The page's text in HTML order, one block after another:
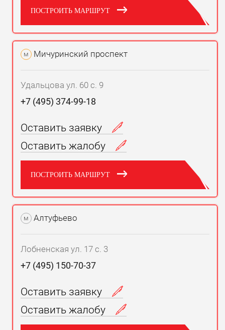
ПОСТРОИТЬ МАРШРУТ
м Мичуринский проспект
Удальцова ул. 60 с. 9
+7 (495) 374-99-18
Оставить заявку
Оставить жалобу
ПОСТРОИТЬ МАРШРУТ
м Алтуфьево
Лобненская ул. 17 с. 3
+7 (495) 150-70-37
Оставить заявку
Оставить жалобу